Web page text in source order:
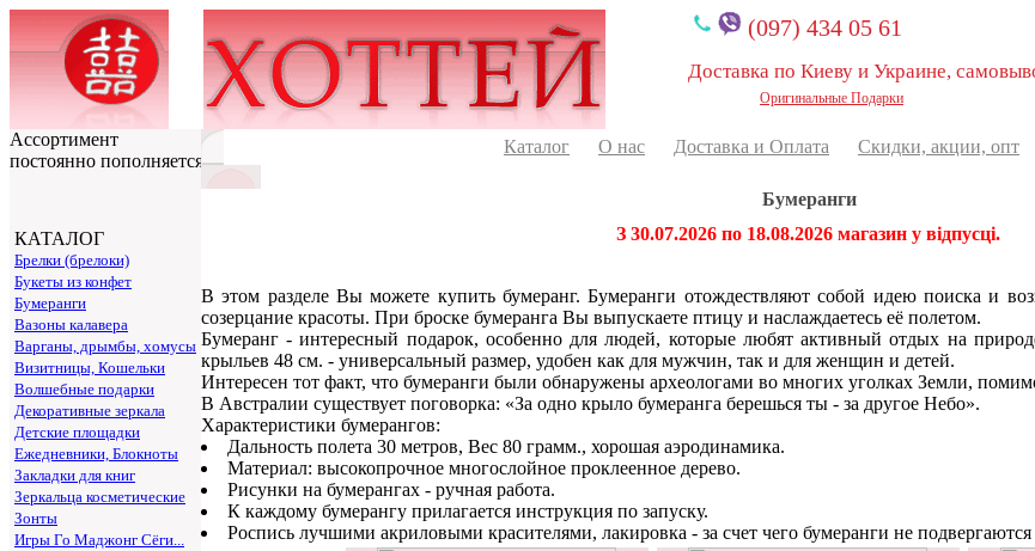
(097) 434 05 61
Доставка по Киеву и Украине,
Оригинальные Подарки
Ассортимент
постоянно пополняется
КАТАЛОГ
Брелки (брелоки)
Букеты из конфет
Бумеранги
Вазоны калавера
Варганы, дрымбы, хомусы
Визитницы, Кошельки
Волшебные подарки
Декоративные зеркала
Детские площадки
Ежедневники, Блокноты
Закладки для книг
Зеркальца косметические
Зонты
Игры Го Маджонг Сёги...
Каталог О нас Доставка и Оплата Скидки, акции, опт
Бумеранги
З 30.07.2026 по 18.08.2026 магазин у відпусці.
В этом разделе Вы можете купить бумеранг. Бумеранги отождествляют собой идею поиска и
созерцание красоты. При броске бумеранга Вы выпускаете птицу и наслаждаетесь её полетом.
Бумеранг - интересный подарок, особенно для людей, которые любят активный отдых на
крыльев 48 см. - универсальный размер, удобен как для мужчин, так и для женщин и детей.
Интересен тот факт, что бумеранги были обнаружены археологами во многих уголках Земли,
В Австралии существует поговорка: «За одно крыло бумеранга берешься ты - за другое Небо».
Характеристики бумерангов:
Дальность полета 30 метров, Вес 80 грамм., хорошая аэродинамика.
Материал: высокопрочное многослойное проклеенное дерево.
Рисунки на бумерангах - ручная работа.
К каждому бумерангу прилагается инструкция по запуску.
Роспись лучшими акриловыми красителями, лакировка - за счет чего бумеранги не